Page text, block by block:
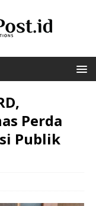
Perda
Publik